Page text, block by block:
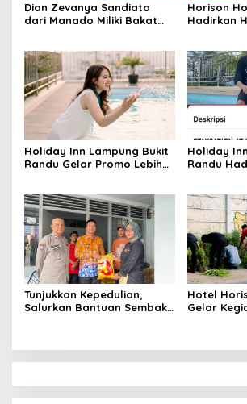
Dian Zevanya Sandiata
dari Manado Miliki Bakat
Kuliah
Horison
Hadirkan
Sekolah
Holiday Inn Lampung Bukit
Randu Gelar Promo Lebih
Keluarga
Holiday
Randu
dengan
Tunjukkan Kepedulian,
Salurkan Bantuan Sembako
Hotel
Gelar